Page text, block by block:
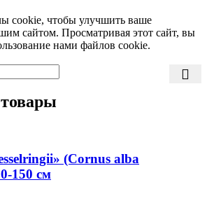
cookie, чтобы улучшить ваше
сайтом. Просматривая этот сайт, вы
нами файлов cookie.
(Cornus alba
150 см